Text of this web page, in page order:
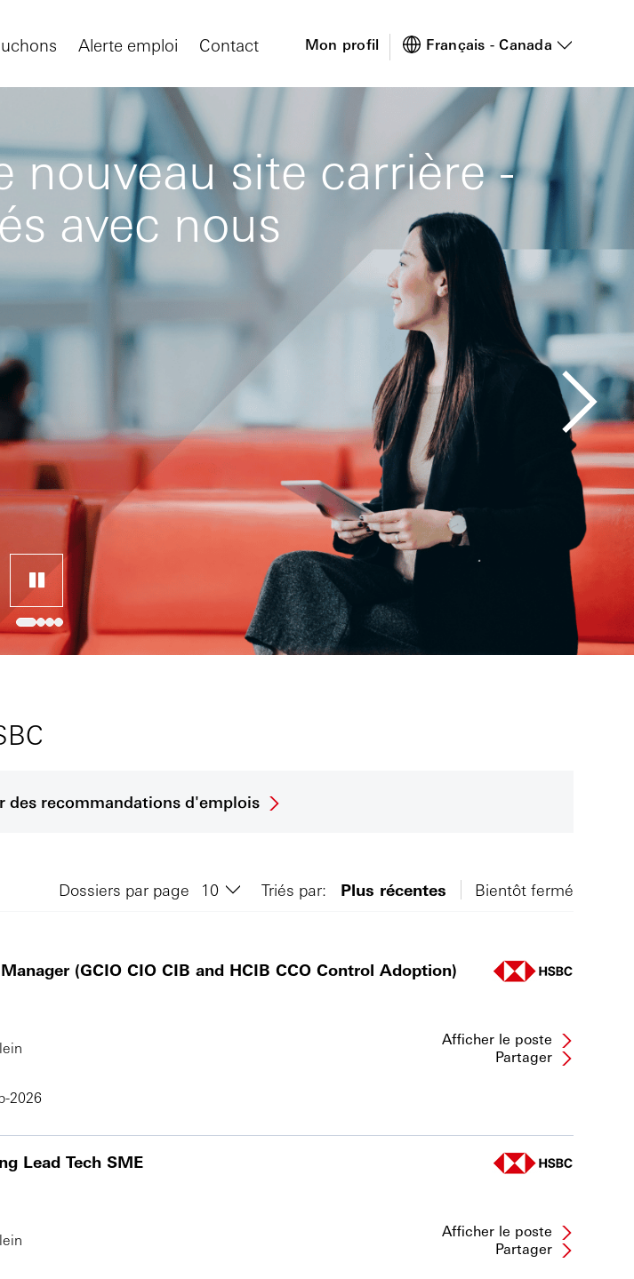
Alerte emploi Contact Mon profil Français - Canada
nouveau site carrière -
avec nous
des recommandations d'emplois
Dossiers par page Triés par: Plus récentes Bientôt fermé
(GCIO CIO CIB and HCIB CCO Control Adoption)
2026
Afficher le poste
Partager
Lead Tech SME
Afficher le poste
Partager